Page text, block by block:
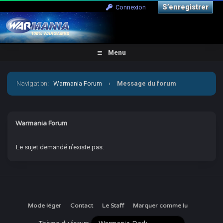
Connexion S’enregistrer
Menu
Navigation:Warmania Forum › Message du forum
Warmania Forum
Le sujet demandé n’existe pas.
Mode léger Contact Le Staff Marquer comme lu